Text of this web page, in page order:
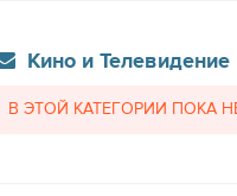
Кино и Телевидение
В ЭТОЙ КАТЕГОРИИ ПОКА